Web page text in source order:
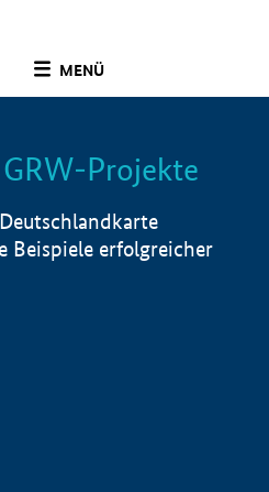
MENÜ
Info
Projekte
Beispiele erfolgreicher